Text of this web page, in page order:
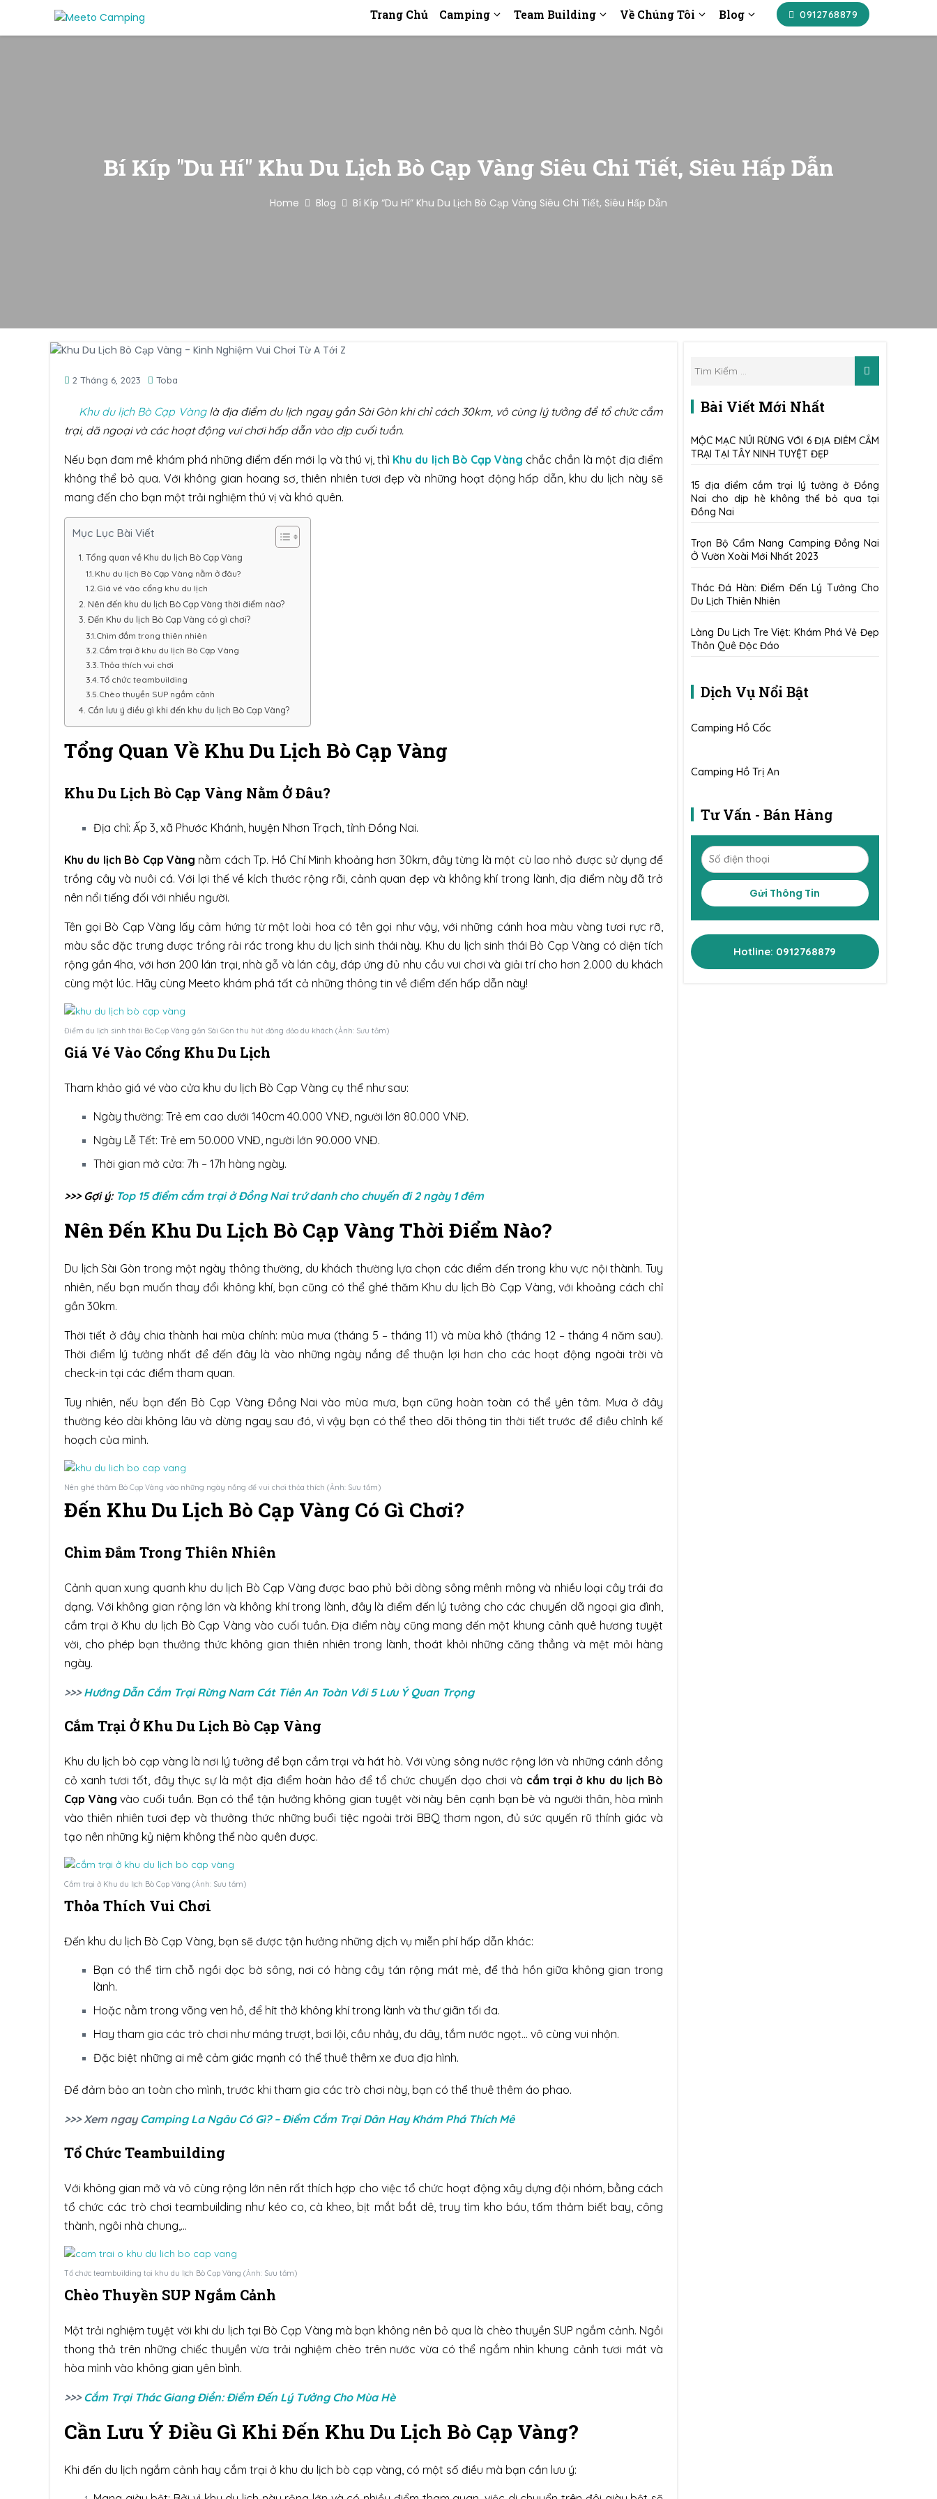
Trang Chủ Camping Team Building Về Chúng Tôi Blog 0912768879
Bí Kíp "Du Hí" Khu Du Lịch Bò Cạp Vàng Siêu Chi Tiết, Siêu Hấp Dẫn
Home Blog Bí Kíp “Du Hí” Khu Du Lịch Bò Cạp Vàng Siêu Chi Tiết, Siêu Hấp Dẫn
2 Tháng 6, 2023 Toba
Khu du lịch Bò Cạp Vànglà địa điểm du lịch ngay gần Sài Gòn khi chỉ cách 30km, vô cùng lý tưởng để tổ chức cắm
trại, dã ngoại và các hoạt động vui chơi hấp dẫn vào dịp cuối tuần.
Nếu bạn đam mê khám phá những điểm đến mới lạ và thú vị, thì Khu du lịch Bò Cạp Vàng chắc chắn là một địa điểm
không thể bỏ qua. Với không gian hoang sơ, thiên nhiên tươi đẹp và những hoạt động hấp dẫn, khu du lịch này sẽ
mang đến cho bạn một trải nghiệm thú vị và khó quên.
Mục Lục Bài Viết
Tổng quan về Khu du lịch Bò Cạp Vàng
Khu du lịch Bò Cạp Vàng nằm ở đâu?
Giá vé vào cổng khu du lịch
Nên đến khu du lịch Bò Cạp Vàng thời điểm nào?
Đến Khu du lịch Bò Cạp Vàng có gì chơi?
Chìm đắm trong thiên nhiên
Cắm trại ở khu du lịch Bò Cạp Vàng
Thỏa thích vui chơi
Tổ chức teambuilding
Chèo thuyền SUP ngắm cảnh
Cần lưu ý điều gì khi đến khu du lịch Bò Cạp Vàng?
Tổng Quan Về Khu Du Lịch Bò Cạp Vàng
Khu Du Lịch Bò Cạp Vàng Nằm Ở Đâu?
Địa chỉ: Ấp 3, xã Phước Khánh, huyện Nhơn Trạch, tỉnh Đồng Nai.
Khu du lịch Bò Cạp Vàng nằm cách Tp. Hồ Chí Minh khoảng hơn 30km, đây từng là một cù lao nhỏ được sử dụng để
trồng cây và nuôi cá. Với lợi thế về kích thước rộng rãi, cảnh quan đẹp và không khí trong lành, địa điểm này đã trở
nên nổi tiếng đối với nhiều người.
Tên gọi Bò Cạp Vàng lấy cảm hứng từ một loài hoa có tên gọi như vậy, với những cánh hoa màu vàng tươi rực rỡ,
màu sắc đặc trưng được trồng rải rác trong khu du lịch sinh thái này. Khu du lịch sinh thái Bò Cạp Vàng có diện tích
rộng gần 4ha, với hơn 200 lán trại, nhà gỗ và lán cây, đáp ứng đủ nhu cầu vui chơi và giải trí cho hơn 2.000 du khách
cùng một lúc. Hãy cùng Meeto khám phá tất cả những thông tin về điểm đến hấp dẫn này!
Điểm du lịch sinh thái Bò Cạp Vàng gần Sài Gòn thu hút đông đảo du khách (Ảnh: Sưu tầm)
Giá Vé Vào Cổng Khu Du Lịch
Tham khảo giá vé vào cửa khu du lịch Bò Cạp Vàng cụ thể như sau:
Ngày thường: Trẻ em cao dưới 140cm 40.000 VNĐ, người lớn 80.000 VNĐ.
Ngày Lễ Tết: Trẻ em 50.000 VNĐ, người lớn 90.000 VNĐ.
Thời gian mở cửa: 7h – 17h hàng ngày.
>>> Gợi ý: Top 15 điểm cắm trại ở Đồng Nai trứ danh cho chuyến đi 2 ngày 1 đêm
Nên Đến Khu Du Lịch Bò Cạp Vàng Thời Điểm Nào?
Du lịch Sài Gòn trong một ngày thông thường, du khách thường lựa chọn các điểm đến trong khu vực nội thành. Tuy
nhiên, nếu bạn muốn thay đổi không khí, bạn cũng có thể ghé thăm Khu du lịch Bò Cạp Vàng, với khoảng cách chỉ
gần 30km.
Thời tiết ở đây chia thành hai mùa chính: mùa mưa (tháng 5 – tháng 11) và mùa khô (tháng 12 – tháng 4 năm sau).
Thời điểm lý tưởng nhất để đến đây là vào những ngày nắng để thuận lợi hơn cho các hoạt động ngoài trời và
check-in tại các điểm tham quan.
Tuy nhiên, nếu bạn đến Bò Cạp Vàng Đồng Nai vào mùa mưa, bạn cũng hoàn toàn có thể yên tâm. Mưa ở đây
thường kéo dài không lâu và dừng ngay sau đó, vì vậy bạn có thể theo dõi thông tin thời tiết trước để điều chỉnh kế
hoạch của mình.
Nên ghé thăm Bò Cạp Vàng vào những ngày nắng để vui chơi thỏa thích (Ảnh: Sưu tầm)
Đến Khu Du Lịch Bò Cạp Vàng Có Gì Chơi?
Chìm Đắm Trong Thiên Nhiên
Cảnh quan xung quanh khu du lịch Bò Cạp Vàng được bao phủ bởi dòng sông mênh mông và nhiều loại cây trái đa
dạng. Với không gian rộng lớn và không khí trong lành, đây là điểm đến lý tưởng cho các chuyến dã ngoại gia đình,
cắm trại ở Khu du lịch Bò Cạp Vàng vào cuối tuần. Địa điểm này cũng mang đến một khung cảnh quê hương tuyệt
vời, cho phép bạn thưởng thức không gian thiên nhiên trong lành, thoát khỏi những căng thẳng và mệt mỏi hàng
ngày.
>>>Hướng Dẫn Cắm Trại Rừng Nam Cát Tiên An Toàn Với 5 Lưu Ý Quan Trọng
Cắm Trại Ở Khu Du Lịch Bò Cạp Vàng
Khu du lịch bò cạp vàng là nơi lý tưởng để bạn cắm trại và hát hò. Với vùng sông nước rộng lớn và những cánh đồng
cỏ xanh tươi tốt, đây thực sự là một địa điểm hoàn hảo để tổ chức chuyến dạo chơi và cắm trại ở khu du lịch Bò
Cạp Vàng vào cuối tuần. Bạn có thể tận hưởng không gian tuyệt vời này bên cạnh bạn bè và người thân, hòa mình
vào thiên nhiên tươi đẹp và thưởng thức những buổi tiệc ngoài trời BBQ thơm ngon, đủ sức quyến rũ thính giác và
tạo nên những kỷ niệm không thể nào quên được.
Cắm trại ở Khu du lịch Bò Cạp Vàng (Ảnh: Sưu tầm)
Thỏa Thích Vui Chơi
Đến khu du lịch Bò Cạp Vàng, bạn sẽ được tận hưởng những dịch vụ miễn phí hấp dẫn khác:
Bạn có thể tìm chỗ ngồi dọc bờ sông, nơi có hàng cây tán rộng mát mẻ, để thả hồn giữa không gian trong
lành.
Hoặc nằm trong võng ven hồ, để hít thở không khí trong lành và thư giãn tối đa.
Hay tham gia các trò chơi như máng trượt, bơi lội, cầu nhảy, đu dây, tắm nước ngọt… vô cùng vui nhộn.
Đặc biệt những ai mê cảm giác mạnh có thể thuê thêm xe đua địa hình.
Để đảm bảo an toàn cho mình, trước khi tham gia các trò chơi này, bạn có thể thuê thêm áo phao.
>>> Xem ngayCamping La Ngâu Có Gì? – Điểm Cắm Trại Dân Hay Khám Phá Thích Mê
Tổ Chức Teambuilding
Với không gian mở và vô cùng rộng lớn nên rất thích hợp cho việc tổ chức hoạt động xây dựng đội nhóm, bằng cách
tổ chức các trò chơi teambuilding như kéo co, cà kheo, bịt mắt bắt dê, truy tìm kho báu, tấm thảm biết bay, công
thành, ngôi nhà chung,…
Tổ chức teambuilding tại khu du lịch Bò Cạp Vàng (Ảnh: Sưu tầm)
Chèo Thuyền SUP Ngắm Cảnh
Một trải nghiệm tuyệt vời khi du lịch tại Bò Cạp Vàng mà bạn không nên bỏ qua là chèo thuyền SUP ngắm cảnh. Ngồi
thong thả trên những chiếc thuyền vừa trải nghiệm chèo trên nước vừa có thể ngắm nhìn khung cảnh tươi mát và
hòa mình vào không gian yên bình.
>>>Cắm Trại Thác Giang Điền: Điểm Đến Lý Tưởng Cho Mùa Hè
Cần Lưu Ý Điều Gì Khi Đến Khu Du Lịch Bò Cạp Vàng?
Khi đến du lịch ngắm cảnh hay cắm trại ở khu du lịch bò cạp vàng, có một số điều mà bạn cần lưu ý:
Bài Viết Mới Nhất
MỘC MẠC NÚI RỪNG VỚI 6 ĐỊA ĐIỂM CẮM
TRẠI TẠI TÂY NINH TUYỆT ĐẸP
15 địa điểm cắm trại lý tưởng ở Đồng
Nai cho dịp hè không thể bỏ qua tại
Đồng Nai
Trọn Bộ Cẩm Nang Camping Đồng Nai
Ở Vườn Xoài Mới Nhất 2023
Thác Đá Hàn: Điểm Đến Lý Tưởng Cho
Du Lịch Thiên Nhiên
Làng Du Lịch Tre Việt: Khám Phá Vẻ Đẹp
Thôn Quê Độc Đáo
Dịch Vụ Nổi Bật
Camping Hồ Cốc
Camping Hồ Trị An
Tư Vấn - Bán Hàng
Gửi Thông Tin
Hotline: 0912768879